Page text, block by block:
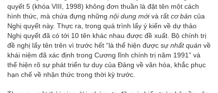
quyết 5 (khóa VIII, 1998) không đơn thuần là đặt tên một cách
hình thức, mà chứa đựng những nội dung mớivà rất cơ bản của
Nghị quyết này. Thực ra, trong quá trình lấy ý kiến về dự thảo
Nghị quyết đã có tới 10 tên khác nhau được đề xuất. Bộ chính trị
đề nghị lấy tên trên vì trước hết “là thể hiện được sự nhất quán về
khái niệm đã xác định trong Cương lĩnh chính trị năm 1991” và
thể hiện rõ sự phát triển tư duy của Đảng về văn hóa, khắc phục
hạn chế về nhận thức trong thời kỳ trước.